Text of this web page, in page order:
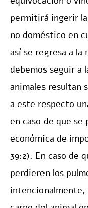
permitirá ingerir
no doméstico en
así se regresa a
debemos seguir a
animales resultan
a este respecto
en caso de que se
económica de
39:2). En caso de
perdieren los